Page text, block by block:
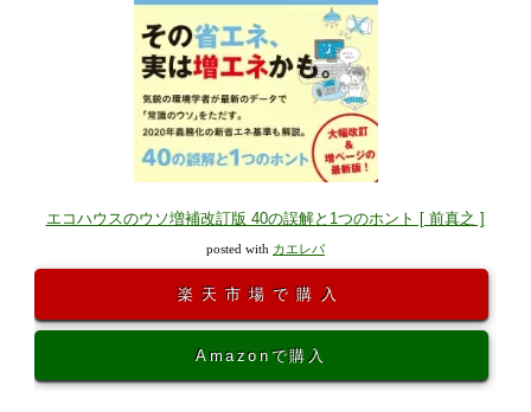
エコハウスのウソ増補改訂版 40の誤解と1つのホント [ 前真之 ]
posted with カエレバ
楽天市場で購入
Amazonで購入